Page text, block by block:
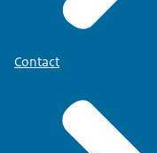
Contact